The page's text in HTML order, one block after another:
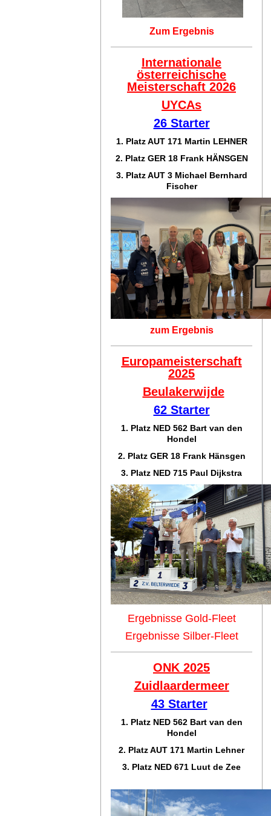
Zum Ergebnis
Internationale
österreichische
Meisterschaft 2026
UYCAs
26 Starter
1. Platz AUT 171 Martin LEHNER
2. Platz GER 18 Frank HÄNSGEN
3. Platz AUT 3 Michael Bernhard
Fischer
zum Ergebnis
Europameisterschaft
2025
Beulakerwijde
62 Starter
1. Platz NED 562 Bart van den
Hondel
2. Platz GER 18 Frank Hänsgen
3. Platz NED 715 Paul Dijkstra
Ergebnisse Gold-Fleet
Ergebnisse Silber-Fleet
ONK 2025
Zuidlaardermeer
43 Starter
1. Platz NED 562 Bart van den
Hondel
2. Platz AUT 171 Martin Lehner
3. Platz NED 671 Luut de Zee